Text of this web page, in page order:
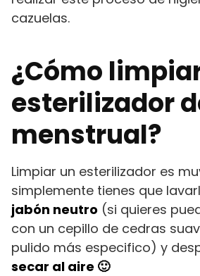
cazuelas.
¿Cómo
esterilizador
menstrual?
Limpiar un esterilizador es
simplemente tienes que
jabón neutro (si quieres
con un cepillo de cedras
pulido más especifico) y
secar al aire 🙂